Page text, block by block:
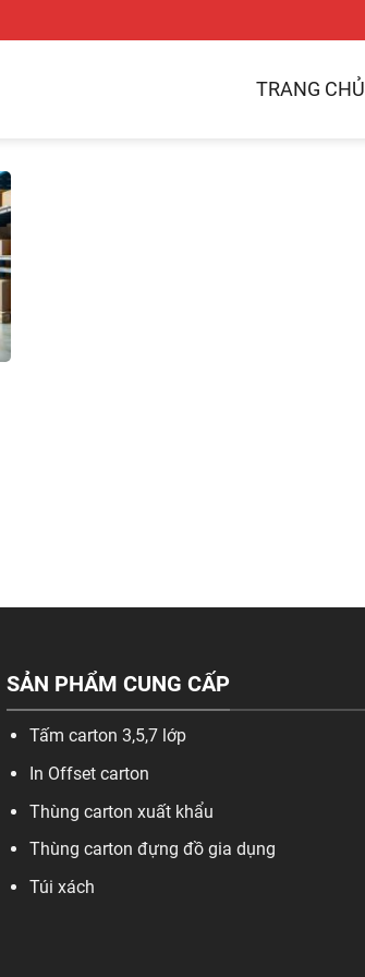
TRANG CHỦ
SẢN PHẨM CUNG CẤP
Tấm carton 3,5,7 lớp
In Offset carton
Thùng carton xuất khẩu
Thùng carton đựng đồ gia dụng
Túi xách